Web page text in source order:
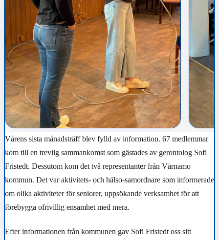
Vårens sista månadsträff blev fylld av information. 67 medlemmar
kom till en trevlig sammankomst som gästades av gerontolog Sofi
Fristedt. Dessutom kom det två representanter från Värnamo
kommun. Det var aktivitets- och hälso-samordnare som informerade
om olika aktiviteter för seniorer, uppsökande verksamhet för att
förebygga ofrivillig ensamhet med mera.
Efter informationen från kommunen gav Sofi Fristedt oss sitt